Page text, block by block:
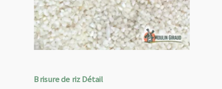
Brisure de riz Détail